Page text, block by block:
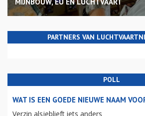
MIJNBOUW, EU EN LUCHTVAART
PARTNERS VAN
POLL
WAT IS EEN GOEDE NIEUWE NAAM
Verzin alsjeblieft iets anders